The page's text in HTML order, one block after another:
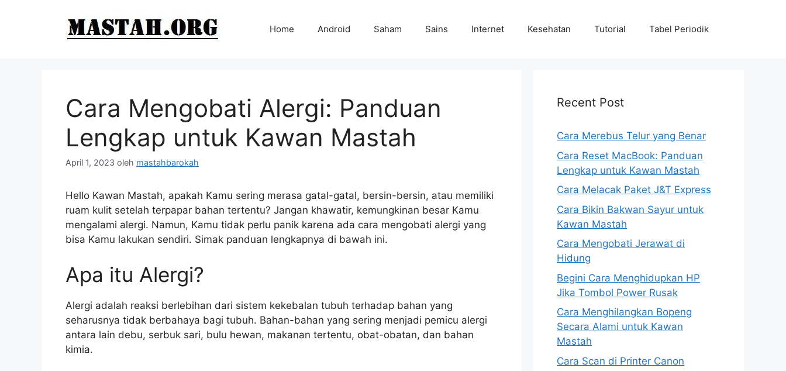
Home Android Saham Sains Internet Kesehatan Tutorial Tabel Periodik
Cara Mengobati Alergi: Panduan
Lengkap untuk Kawan Mastah
April 1, 2023 oleh mastahbarokah
Hello Kawan Mastah, apakah Kamu sering merasa gatal-gatal, bersin-bersin, atau memiliki
ruam kulit setelah terpapar bahan tertentu? Jangan khawatir, kemungkinan besar Kamu
mengalami alergi. Namun, Kamu tidak perlu panik karena ada cara mengobati alergi yang
bisa Kamu lakukan sendiri. Simak panduan lengkapnya di bawah ini.
Apa itu Alergi?
Alergi adalah reaksi berlebihan dari sistem kekebalan tubuh terhadap bahan yang
seharusnya tidak berbahaya bagi tubuh. Bahan-bahan yang sering menjadi pemicu alergi
antara lain debu, serbuk sari, bulu hewan, makanan tertentu, obat-obatan, dan bahan
kimia.
Recent Post
Cara Merebus Telur yang Benar
Cara Reset MacBook: Panduan
Lengkap untuk Kawan Mastah
Cara Melacak Paket J&T Express
Cara Bikin Bakwan Sayur untuk
Kawan Mastah
Cara Mengobati Jerawat di
Hidung
Begini Cara Menghidupkan HP
Jika Tombol Power Rusak
Cara Menghilangkan Bopeng
Secara Alami untuk Kawan
Mastah
Cara Scan di Printer Canon